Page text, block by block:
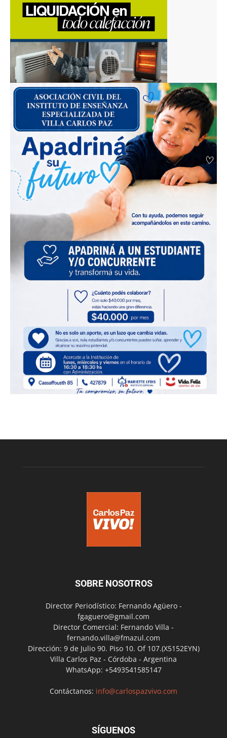
SOBRE NOSOTROS
Director Periodístico: Fernando Agüero -
fgaguero@gmail.com
Director Comercial: Fernando Villa -
fernando.villa@fmazul.com
Dirección: 9 de Julio 90. Piso 10. Of 107.(X5152EYN)
Villa Carlos Paz - Córdoba - Argentina
WhatsApp: +5493541585147
Contáctanos: info@carlospazvivo.com
SÍGUENOS